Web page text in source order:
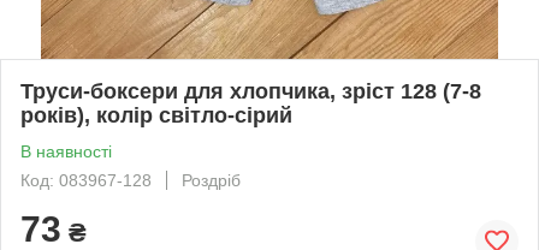
Труси-боксери для хлопчика, зріст 128 (7-8
років), колір світло-сірий
В наявності
Код: 083967-128
Роздріб
73 ₴